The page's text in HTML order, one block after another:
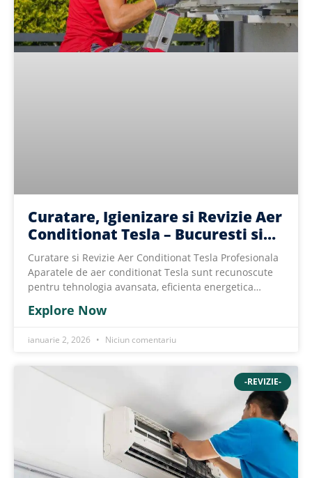
Curatare, Igienizare si Revizie Aer
Conditionat Tesla – Bucuresti si
Ilfov
Curatare si Revizie Aer Conditionat Tesla Profesionala
Aparatele de aer conditionat Tesla sunt recunoscute
pentru tehnologia avansata, eficienta energetica
Explore Now
ianuarie 2, 2026 Niciun comentariu
-REVIZIE-